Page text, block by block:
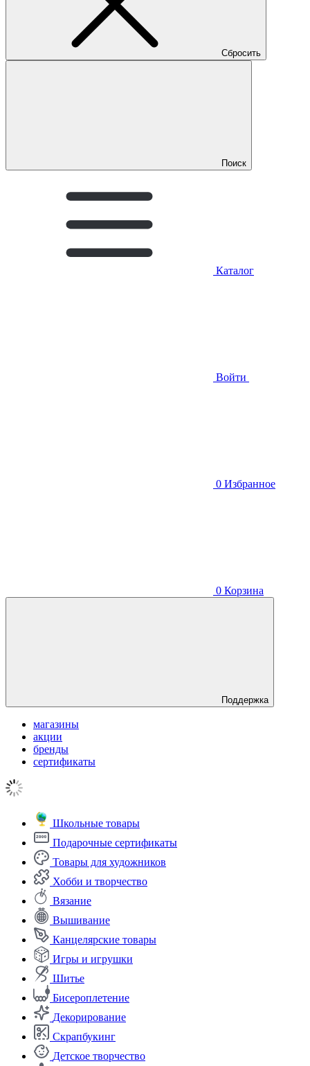
Сбросить
Поиск
Каталог
Войти
0 Избранное
0 Корзина
Поддержка
магазины
акции
бренды
сертификаты
Школьные товары
Подарочные сертификаты
Товары для художников
Хобби и творчество
Вязание
Вышивание
Канцелярские товары
Игры и игрушки
Шитье
Бисероплетение
Декорирование
Скрапбукинг
Детское творчество